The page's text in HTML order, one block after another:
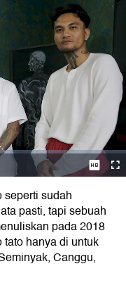
seperti sudah
pasti, tapi sebuah
pada 2018
hanya di untuk
Canggu,